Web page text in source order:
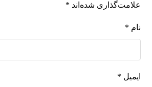
علامت‌گذاری شده‌اند *
نام *
ایمیل *